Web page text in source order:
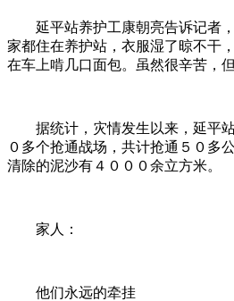
延平站养护工康朝亮告诉记者，
家都住在养护站，衣服湿了晾不干
在车上啃几口面包。虽然很辛苦，
据统计，灾情发生以来，延平站
０多个抢通战场，共计抢通５０多
清除的泥沙有４０００余立方米。
家人：
他们永远的牵挂